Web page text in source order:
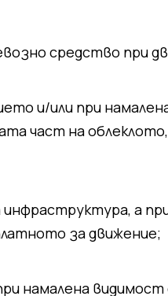
средство при
и/или при
част на
а
за движение;
намалена видимост